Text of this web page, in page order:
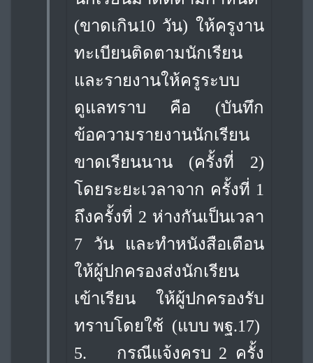
(ขาดเกิน10 วัน) ให้ครูงาน
ทะเบียนติดตามนักเรียน
และรายงานให้ครูระบบ
ดูแลทราบ คือ (บันทึก
ข้อความรายงานนักเรียน
ขาดเรียนนาน (ครั้งที่ 2)
โดยระยะเวลาจาก ครั้งที่ 1
ถึงครั้งที่ 2 ห่างกันเป็นเวลา
7 วัน และทำหนังสือเตือน
ให้ผู้ปกครองส่งนักเรียน
เข้าเรียน ให้ผู้ปกครองรับ
ทราบโดยใช้ (แบบ พฐ.17)
5.
กรณีแจ้งครบ 2 ครั้ง